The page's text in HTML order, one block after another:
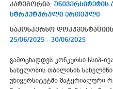
კატეგორია: უნივერსიტეტის
სტრუქტურული ერთეული
საკონკურსო
25/06/2025 - 30/06/2025
გამოცხადდეს კონკურსი სსიპ-
სახელობის თბილისის
უნივერსიტეტში მატერიალური